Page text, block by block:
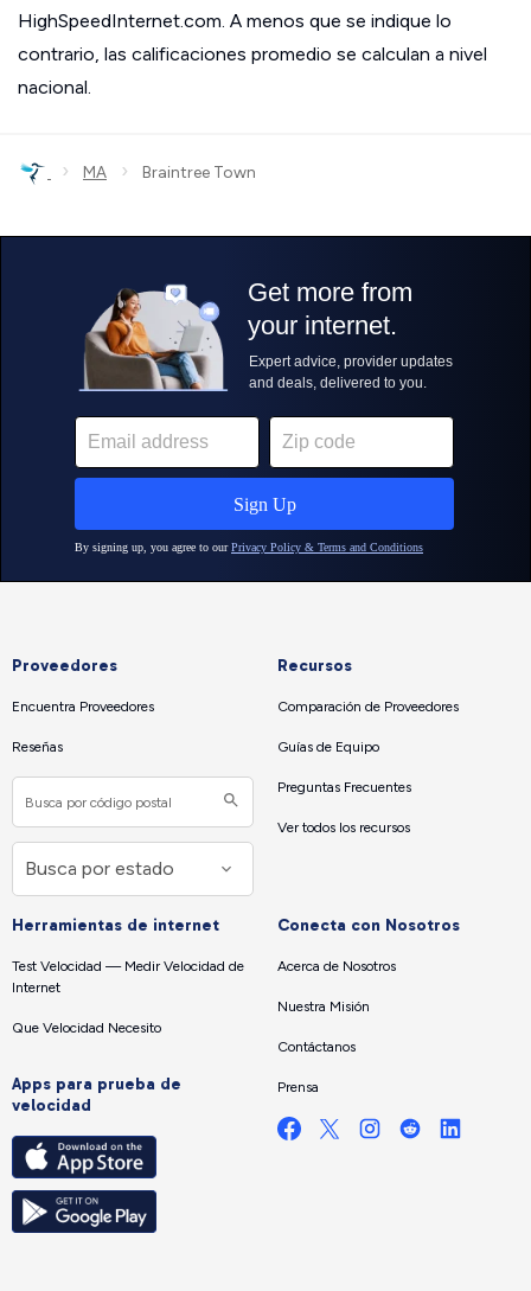
HighSpeedInternet.com. A menos que se indique lo
contrario, las calificaciones promedio se calculan a nivel
nacional.
› MA › Braintree Town
Proveedores
Encuentra Proveedores
Reseñas
Recursos
Comparación de Proveedores
Guías de Equipo
Preguntas Frecuentes
Ver todos los recursos
Herramientas de internet
Test Velocidad — Medir Velocidad de
Internet
Que Velocidad Necesito
Apps para prueba de
velocidad
Conecta con Nosotros
Acerca de Nosotros
Nuestra Misión
Contáctanos
Prensa